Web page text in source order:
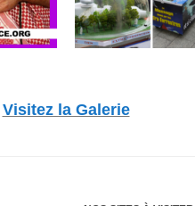
Visitez la Galerie